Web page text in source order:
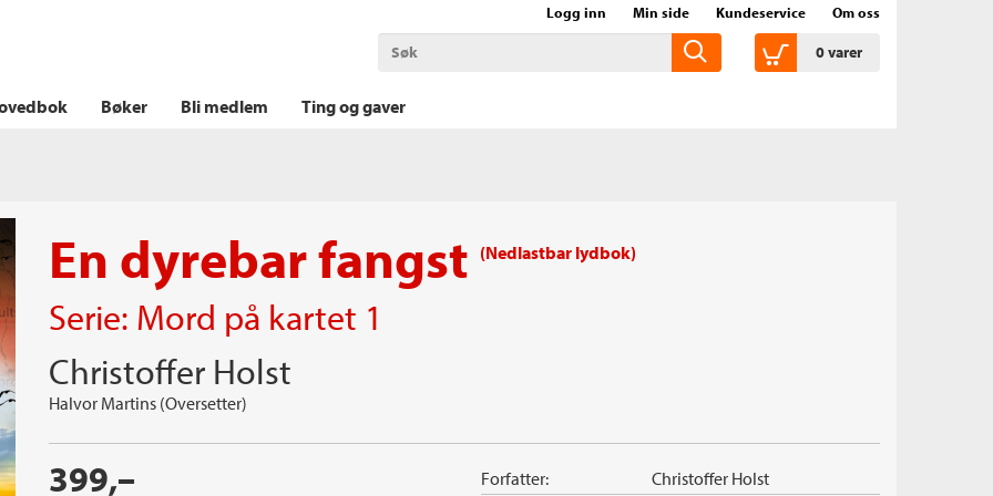
Logg inn Min side Kundeservice Om oss
0varer
Bøker Bli medlem Ting og gaver
En dyrebar fangst (Nedlastbar lydbok)
Serie: Mord på kartet 1
Christoffer Holst
Halvor Martins (Oversetter)
399,– Forfatter: Christoffer Holst